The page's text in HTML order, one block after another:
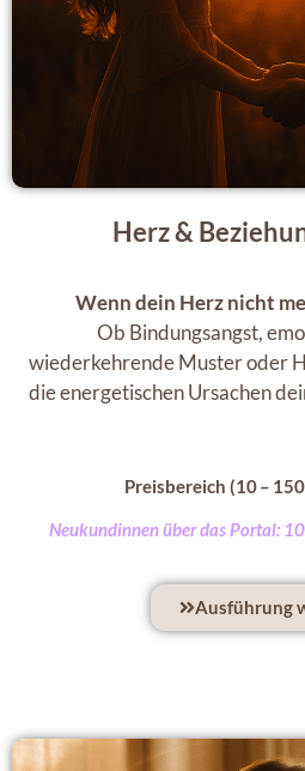
Herz &
Wenn dein Herz nicht
Ob Bindungsangst,
wiederkehrende Muster oder
die energetischen Ursachen
Preisbereich (10 –
Neukundinnen über das Portal:
Ausführung